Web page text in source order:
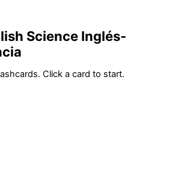
Science Inglés-
Click a card to start.